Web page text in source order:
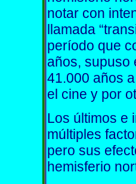
notar con
llamada
período que
años, supuso
41.000 años
el cine y por
Los últimos e
múltiples
pero sus
hemisferio